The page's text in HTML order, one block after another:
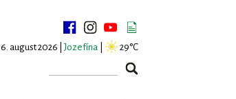
6. august 2026 | Jozefína 29°C